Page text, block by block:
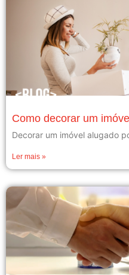
Como decorar um
Decorar um imóvel alugado
Ler mais »